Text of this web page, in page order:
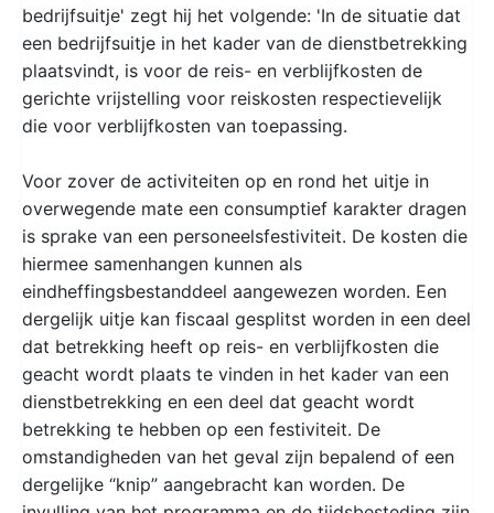
bedrijfsuitje' zegt hij het volgende: 'In de situatie dat
een bedrijfsuitje in het kader van de dienstbetrekking
plaatsvindt, is voor de reis- en verblijfkosten de
gerichte vrijstelling voor reiskosten respectievelijk
die voor verblijfkosten van toepassing.
Voor zover de activiteiten op en rond het uitje in
overwegende mate een consumptief karakter dragen
is sprake van een personeelsfestiviteit. De kosten die
hiermee samenhangen kunnen als
eindheffingsbestanddeel aangewezen worden. Een
dergelijk uitje kan fiscaal gesplitst worden in een deel
dat betrekking heeft op reis- en verblijfkosten die
geacht wordt plaats te vinden in het kader van een
dienstbetrekking en een deel dat geacht wordt
betrekking te hebben op een festiviteit. De
omstandigheden van het geval zijn bepalend of een
dergelijke “knip” aangebracht kan worden. De